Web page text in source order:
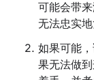
可能会带
无法忠实地
如果可能
果无法做